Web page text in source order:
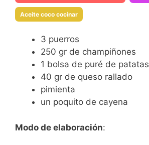
Aceite coco cocinar
3 puerros
250 gr de champiñones
1 bolsa de puré de patatas
40 gr de queso rallado
pimienta
un poquito de cayena
Modo de elaboración: